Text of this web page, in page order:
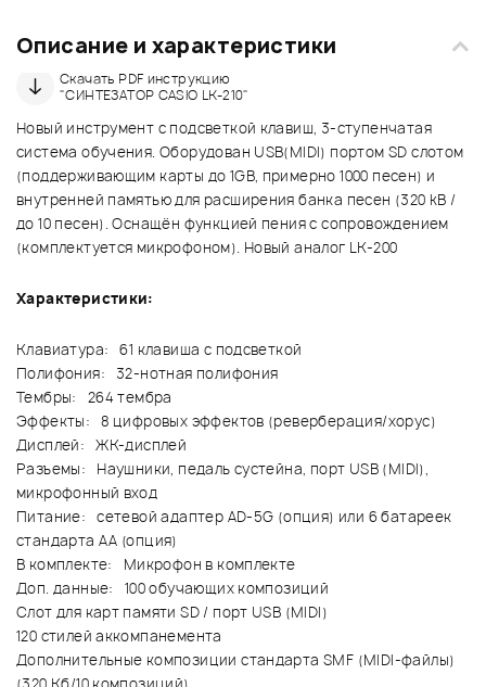
Описание и характеристики
Скачать PDF инструкцию
"СИНТЕЗАТОР CASIO LK-210"
Новый инструмент с подсветкой клавиш, 3-ступенчатая
система обучения. Оборудован USB(MIDI) портом SD слотом
(поддерживающим карты до 1GB, примерно 1000 песен) и
внутренней памятью для расширения банка песен (320 kB /
до 10 песен). Оснащён функцией пения с сопровождением
(комплектуется микрофоном). Новый аналог LK-200
Характеристики:
Клавиатура: 61 клавиша с подсветкой
Полифония: 32-нотная полифония
Тембры: 264 тембра
Эффекты: 8 цифровых эффектов (реверберация/хорус)
Дисплей: ЖК-дисплей
Разъемы: Наушники, педаль сустейна, порт USB (MIDI),
микрофонный вход
Питание: сетевой адаптер AD-5G (опция) или 6 батареек
стандарта АА (опция)
В комплекте: Микрофон в комплекте
Доп. данные: 100 обучающих композиций
Слот для карт памяти SD / порт USB (MIDI)
120 стилей аккомпанемента
Дополнительные композиции стандарта SMF (MIDI-файлы)